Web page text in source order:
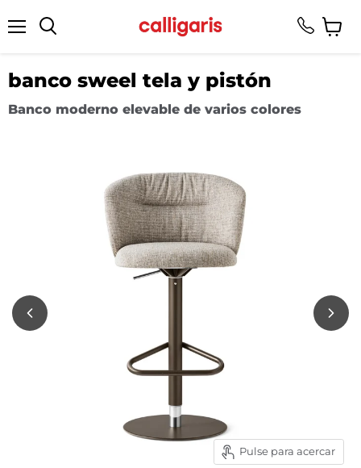
banco sweel tela y pistón
Banco moderno elevable de varios colores
Pulse para acercar